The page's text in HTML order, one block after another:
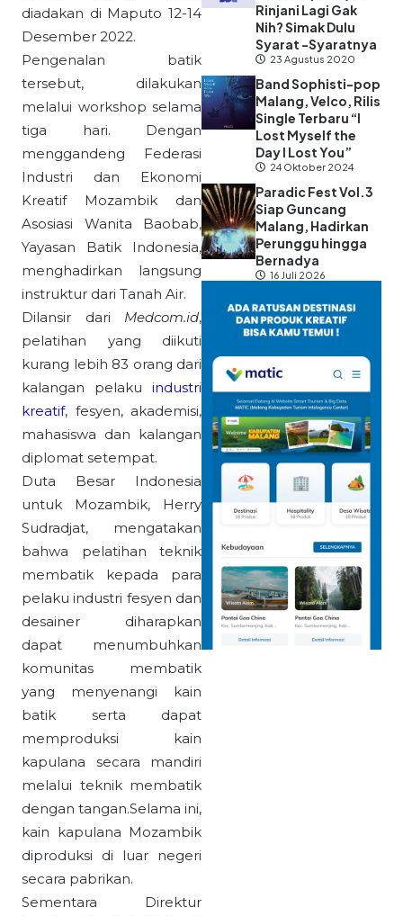
diadakan di Maputo 12-14
Desember 2022.
Pengenalan batik
tersebut, dilakukan
melalui workshop selama
tiga hari. Dengan
menggandeng Federasi
Industri dan Ekonomi
Kreatif Mozambik dan
Asosiasi Wanita Baobab,
Yayasan Batik Indonesia,
menghadirkan langsung
instruktur dari Tanah Air.
Dilansir dari Medcom.id,
pelatihan yang diikuti
kurang lebih 83 orang dari
kalangan pelaku industri
kreatif, fesyen, akademisi,
mahasiswa dan kalangan
diplomat setempat.
Duta Besar Indonesia
untuk Mozambik, Herry
Sudradjat, mengatakan
bahwa pelatihan teknik
membatik kepada para
pelaku industri fesyen dan
desainer diharapkan
dapat menumbuhkan
komunitas membatik
yang menyenangi kain
batik serta dapat
memproduksi kain
kapulana secara mandiri
melalui teknik membatik
dengan tangan.Selama ini,
kain kapulana Mozambik
diproduksi di luar negeri
secara pabrikan.
Sementara Direktur
Rinjani Lagi Gak
Nih? Simak Dulu
Syarat -Syaratnya
23 Agustus 2020
Band Sophisti-pop
Malang, Velco, Rilis
Single Terbaru “I
Lost Myself the
Day I Lost You”
24 Oktober 2024
Paradic Fest Vol.3
Siap Guncang
Malang, Hadirkan
Perunggu hingga
Bernadya
16 Juli 2026